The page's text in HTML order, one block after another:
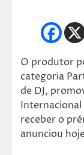
O produtor
categoria
de DJ,
Internacional
receber o
anunciou